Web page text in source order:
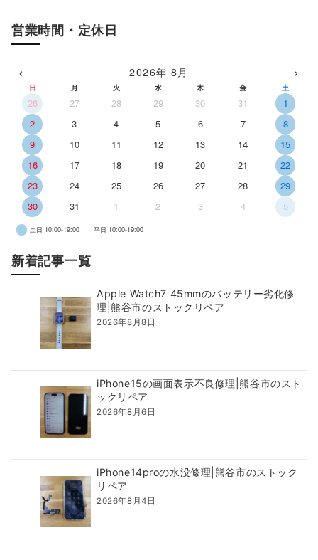
営業時間・定休日
‹ 2026年 8月 ›
日 月 火 水 木 金 土
26 27 28 29 30 31
1
2
3 4 5 6 7
8
9
10 11 12 13 14
15
16
17 18 19 20 21
22
23
24 25 26 27 28
29
30
31 1 2 3 4 5
土日 10:00-19:00 平日 10:00-19:00
新着記事一覧
Apple Watch7 45mmのバッテリー劣化修
理|熊谷市のストックリペア
2026年8月8日
iPhone15の画面表示不良修理|熊谷市のスト
ックリペア
2026年8月6日
iPhone14proの水没修理|熊谷市のストック
リペア
2026年8月4日